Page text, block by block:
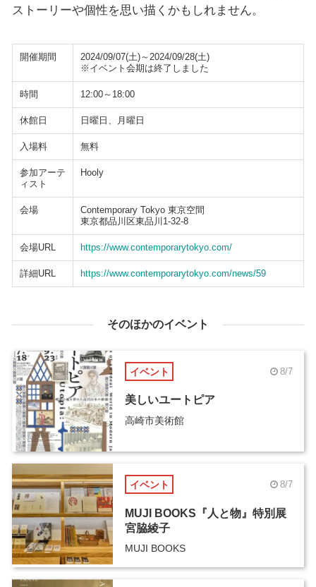
ストーリーや個性を思い描くかもしれません。
開催期間
2024/09/07(土)～2024/09/28(土)
※イベント会期は終了しました
時間 12:00～18:00
休館日 日曜日、月曜日
入場料 無料
参加アーテ
ィスト
Hooly
会場
Contemporary Tokyo 東京空間
東京都品川区東品川1-32-8
会場URL https://www.contemporarytokyo.com/
詳細URL https://www.contemporarytokyo.com/news/59
そのほかのイベント
イベント 8/7
美しいユートピア
高崎市美術館
イベント 8/7
MUJI BOOKS『人と物』特別展
宮脇綾子
MUJI BOOKS